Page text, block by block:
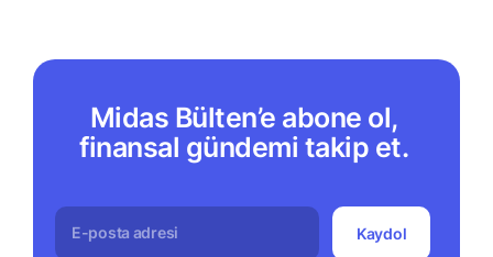
Midas Bülten’e abone ol,
finansal gündemi takip et.
Kaydol